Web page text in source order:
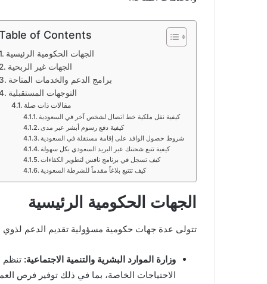
of Contents
الجهات الحكومية الرئيسية
الجهات غير الربحية
برامج الدعم والخدمات المتاحة
التوجهات المستقبلية
مقالات ذات صلة
كيفية نقل ملكية خط اتصال لشخص آخر في السعودية
كيفية دفع رسوم أبشر عبر مدى
شروط حصول الوافد على إقامة مستقلة في السعودية
كيفية تتبع شحنتك عبر البريد السعودي بكل سهولة
كيف تسجل في برنامج نافس لتطوير الكفاءات
كيف تتتبع بلاغاً مقدماً للشرطة السعودية
الجهات الحكومية الرئيسية
تتولى عدة جهات حكومية مسؤولية تقديم الدعم لذوي
وزارة الموارد البشرية والتنمية الاجتماعية: تنظم
الاحتياجات الخاصة، بما في ذلك توفير فرص